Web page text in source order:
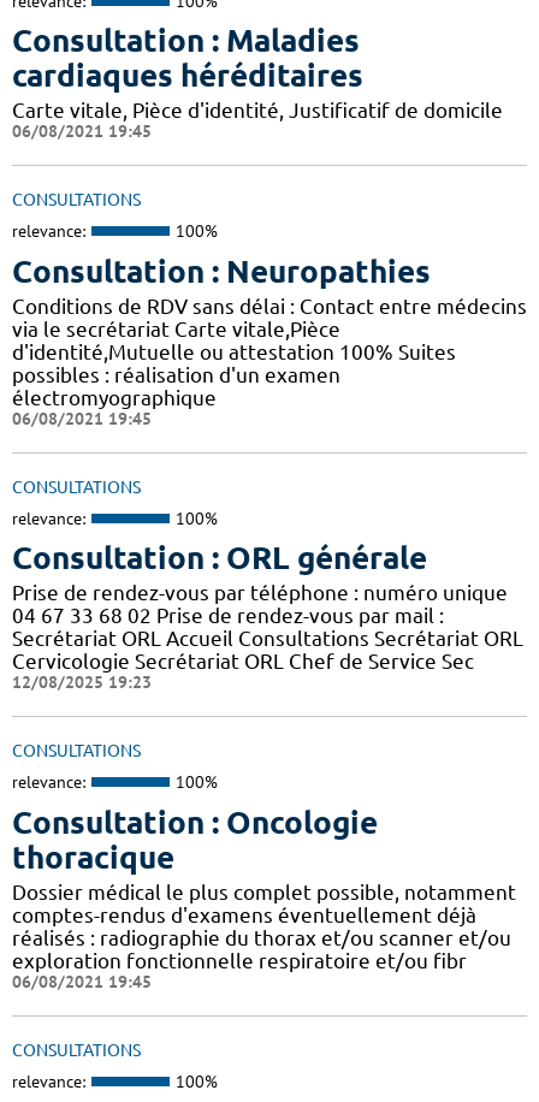
Consultation : Maladies
cardiaques héréditaires
Carte vitale, Pièce d'identité, Justificatif de domicile
06/08/2021 19:45
CONSULTATIONS
relevance: 100%
Consultation : Neuropathies
Conditions de RDV sans délai : Contact entre médecins
via le secrétariat Carte vitale,Pièce
d'identité,Mutuelle ou attestation 100% Suites
possibles : réalisation d'un examen
électromyographique
06/08/2021 19:45
CONSULTATIONS
relevance: 100%
Consultation : ORL générale
Prise de rendez-vous par téléphone : numéro unique
04 67 33 68 02 Prise de rendez-vous par mail :
Secrétariat ORL Accueil Consultations Secrétariat ORL
Cervicologie Secrétariat ORL Chef de Service Sec
12/08/2025 19:23
CONSULTATIONS
relevance: 100%
Consultation : Oncologie
thoracique
Dossier médical le plus complet possible, notamment
comptes-rendus d'examens éventuellement déjà
réalisés : radiographie du thorax et/ou scanner et/ou
exploration fonctionnelle respiratoire et/ou fibr
06/08/2021 19:45
CONSULTATIONS
relevance: 100%